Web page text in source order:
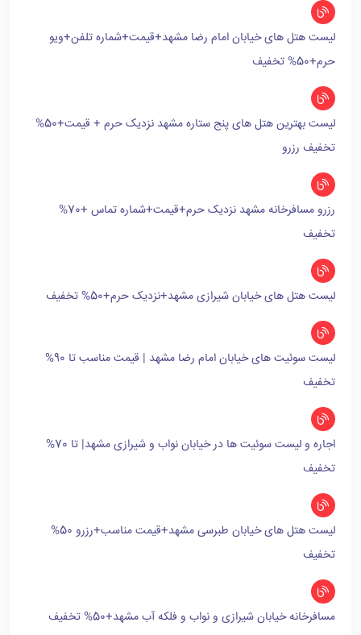
لیست هتل های خیابان امام رضا مشهد+قیمت+شماره تلفن+ویو
حرم+50% تخفیف
لیست بهترین هتل های پنج ستاره مشهد نزدیک حرم + قیمت+50%
تخفیف رزرو
رزرو مسافرخانه مشهد نزدیک حرم+قیمت+شماره تماس +70%
تخفیف
لیست هتل های خیابان شیرازی مشهد+نزدیک حرم+50% تخفیف
لیست سوئیت های خیابان امام رضا مشهد | قیمت مناسب تا 90%
تخفیف
اجاره و لیست سوئیت ها در خیابان نواب و شیرازی مشهد| تا 70%
تخفیف
لیست هتل های خیابان طبرسی مشهد+قیمت مناسب+رزرو 50%
تخفیف
مسافرخانه خیابان شیرازی و نواب و فلکه آب مشهد+50% تخفیف